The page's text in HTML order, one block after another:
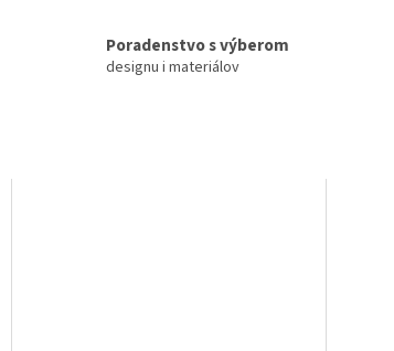
Poradenstvo s výberom
designu i materiálov